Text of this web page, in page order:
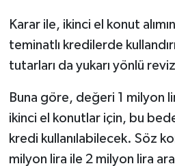
Karar ile, ikinci el konut
teminatlı kredilerde
tutarları da yukarı yönlü
Buna göre, değeri 1 milyon
ikinci el konutlar için, bu
kredi kullanılabilecek. Söz
milyon lira ile 2 milyon lira